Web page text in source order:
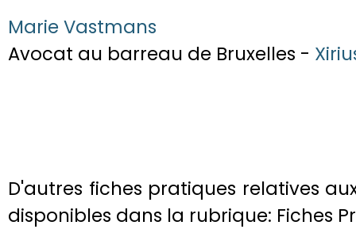
Marie Vastmans
Avocat au barreau de Bruxelles -
D'autres fiches pratiques relatives
disponibles dans la rubrique: Fiches